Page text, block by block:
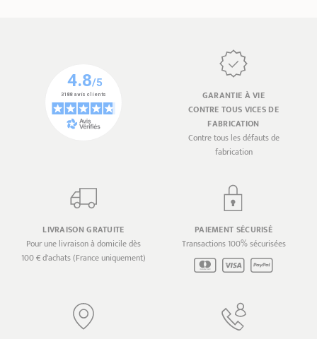
GARANTIE À VIE
CONTRE TOUS VICES DE
FABRICATION
Contre tous les défauts de
fabrication
LIVRAISON GRATUITE
Pour une livraison à domicile dès
100 € d'achats (France uniquement)
PAIEMENT SÉCURISÉ
Transactions 100% sécurisées